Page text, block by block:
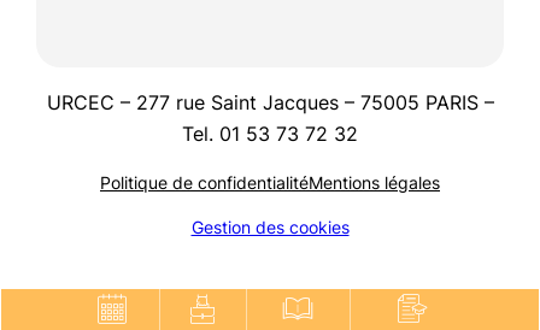
URCEC – 277 rue Saint Jacques – 75005 PARIS –
Tel. 01 53 73 72 32
Politique de confidentialitéMentions légales
Gestion des cookies